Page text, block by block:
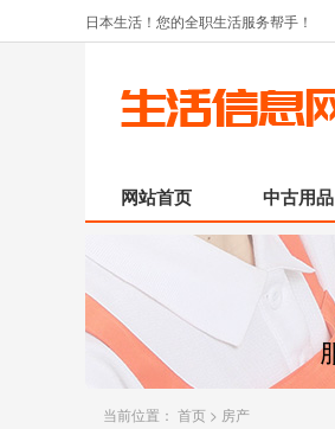
日本生活！您的全职生活服务帮手！
网站首页 中古用品
当前位置： 首页 > 房产